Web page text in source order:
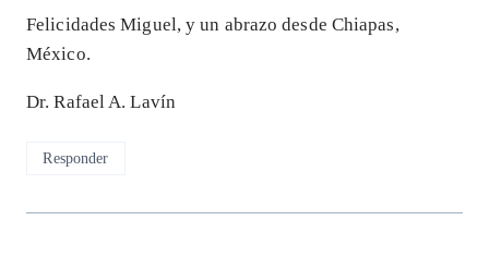
Felicidades Miguel, y un abrazo desde Chiapas,
México.
Dr. Rafael A. Lavín
Responder